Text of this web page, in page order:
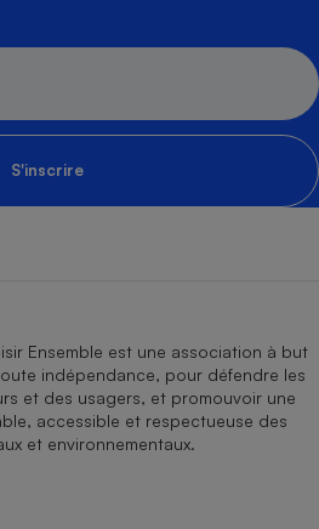
S'inscrire
Ensemble est une association à but
indépendance, pour défendre les
et des usagers, et promouvoir une
accessible et respectueuse des
et environnementaux.